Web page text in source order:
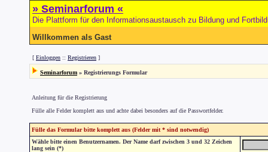
» Seminarforum «
Die Plattform für den Informationsaustausch zu Bildung und
Willkommen als Gast
[ Einloggen :: Registrieren ]
Seminarforum » Registrierungs Formular
Anleitung für die Registrierung
Fülle alle Felder komplett aus und achte dabei besonders auf die Passwortfelder.
Fülle das Formular bitte komplett aus (Felder mit * sind notwendig)
Wähle bitte einen Benutzernamen. Der Name darf zwischen 3 und 32 Zeichen
lang sein (*)